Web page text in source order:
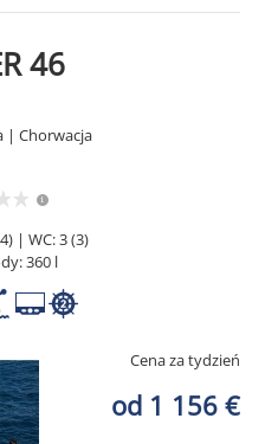
46
| Chorwacja
| WC: 3 (3)
360 l
Cena za tydzień
od 1 156 €